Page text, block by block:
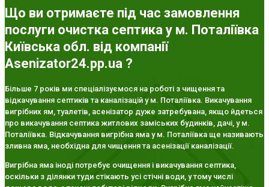
Що ви отримаєте під час замовлення
послуги очистка септика у м. Поталіївка
Київська обл. від компанії
Asenizator24.pp.ua ?
Більше 7 років ми спеціалізуємося на роботі з чищення та
відкачування септиків та каналізацій у м. Поталіївка. Викачування
вигрібних ям, туалетів, асенізатор дуже затребувана, якщо йдеться
про викачування септика житлових заміських будинків, дачі, у м.
Поталіївка. Відкачування вигрібна яма у м. Поталіївка ще називають
зливна яма, необхідна для чищення та асенізації каналізації.
Вигрібна яма іноді потребує очищення і викачування септика,
оскільки з ділянки туди стікають усі стічні води, у тому числі